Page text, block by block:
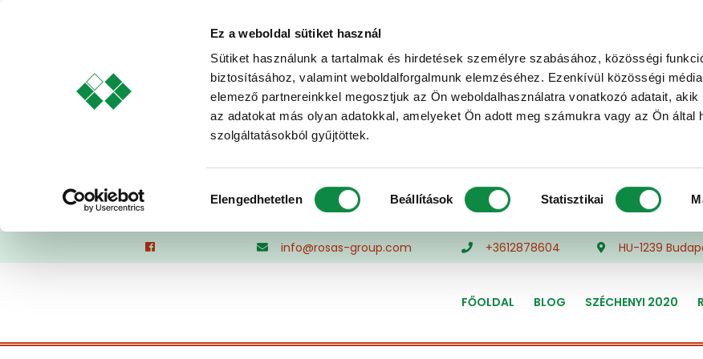
Ez a weboldal sütiket használ
Sütiket használunk a tartalmak és hirdetések személyre szabásához, közösségi
biztosításához, valamint weboldalforgalmunk elemzéséhez. Ezenkívül közösségi
elemező partnereinkkel megosztjuk az Ön weboldalhasználatra vonatkozó adatait, akik
az adatokat más olyan adatokkal, amelyeket Ön adott meg számukra vagy az Ön által
szolgáltatásokból gyűjtöttek.
kiválasztása
Elengedhetetlen Beállítások Statisztikai
to
info@rosas-group.com +3612878604 HU-1239
FŐOLDAL BLOG SZÉCHENYI 2020